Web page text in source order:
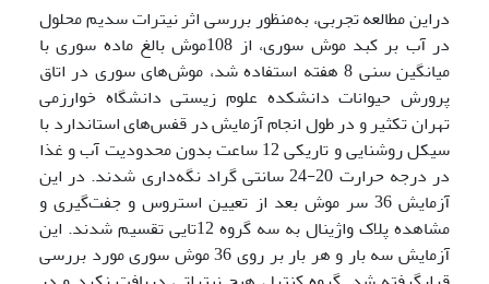
دراین مطالعه تجربی، به‌منظور بررسی اثر نیترات سدیم محلول
در آب بر کبد موش سوری، از 108موش بالغ ماده سوری با
میانگین سنی 8 هفته استفاده شد، موش‌های سوری در اتاق
پرورش حیوانات دانشکده علوم زیستی دانشگاه خوارزمی
تهران تکثیر و در طول انجام آزمایش در قفس‌های استاندارد با
سیکل روشنایی و تاریکی 12 ساعت بدون محدودیت آب و غذا
در درجه حرارت 20-24 سانتی گراد نگه‌داری شدند. در این
آزمایش 36 سر موش بعد از تعیین استروس و جفت‌گیری و
مشاهده پلاک واژینال به سه گروه 12تایی تقسیم شدند. این
آزمایش سه بار و هر بار بر روی 36 موش سوری مورد بررسی